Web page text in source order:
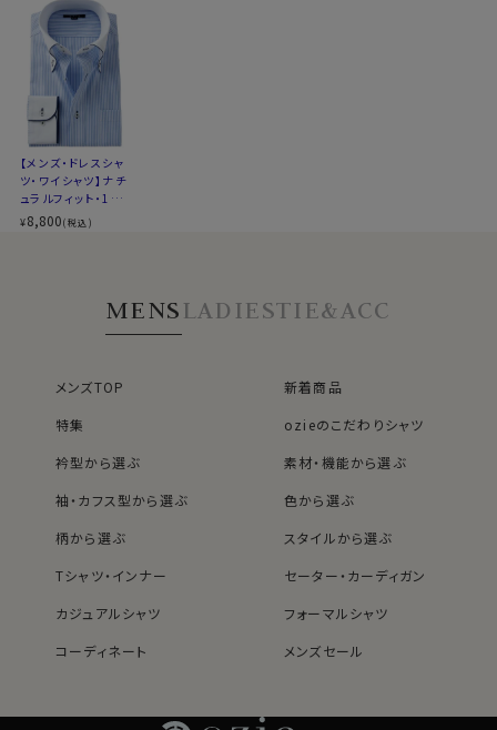
生産国
中国
▼スポット商品につき再入荷はございませんのでご了承
ください
▼ナチュラルフィットとは？
後ろ身頃にダーツを入れて、ウエスト部分をやや絞ったス
タイルです。
適度に絞ったウエストラインは細すぎず、それでいてダボ
つきのないシルエット。
は絞りを若干ゆるくしております。 細さを気にせず一般的
なサイズと同じ感覚でお選びください。
【メンズ・ドレスシャ
ツ・ワイシャツ】ナチ
ュラルフィット・100
番手双糸・オックス
フォード・ドゥエボッ
¥8,800(税込)
MENSLADIESTIE&ACC
メンズTOP
新着商品
特集
ozieのこだわりシャツ
衿型から選ぶ
素材・機能から選ぶ
袖・カフス型から選ぶ
色から選ぶ
柄から選ぶ
スタイルから選ぶ
Tシャツ・インナー
セーター・カーディガン
カジュアルシャツ
フォーマルシャツ
コーディネート
メンズセール